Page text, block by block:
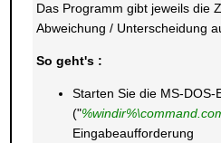
Das Programm gibt jeweils die
Abweichung / Unterscheidung
So geht's :
Starten Sie die MS-
("
Eingabeaufforderung